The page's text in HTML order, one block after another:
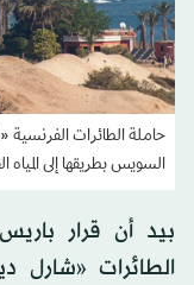
حاملة الطائرات الفرنسية
السويس بطريقها إلى
الطائرات «شارل